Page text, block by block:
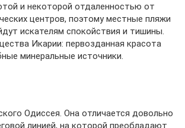
и некоторой отдаленностью от
центров, поэтому местные пляжи
искателям спокойствия и тишины.
Икарии: первозданная красота
минеральные источники.
Одиссея. Она отличается довольно
линией, на которой преобладают